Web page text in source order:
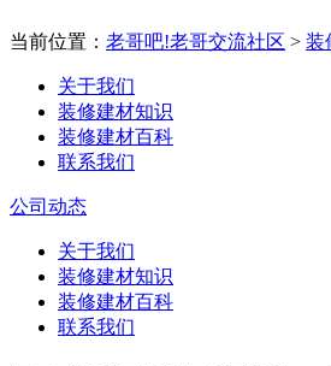
当前位置： 老哥吧!老哥交流社区 > 装
关于我们
装修建材知识
装修建材百科
联系我们
公司动态
关于我们
装修建材知识
装修建材百科
联系我们